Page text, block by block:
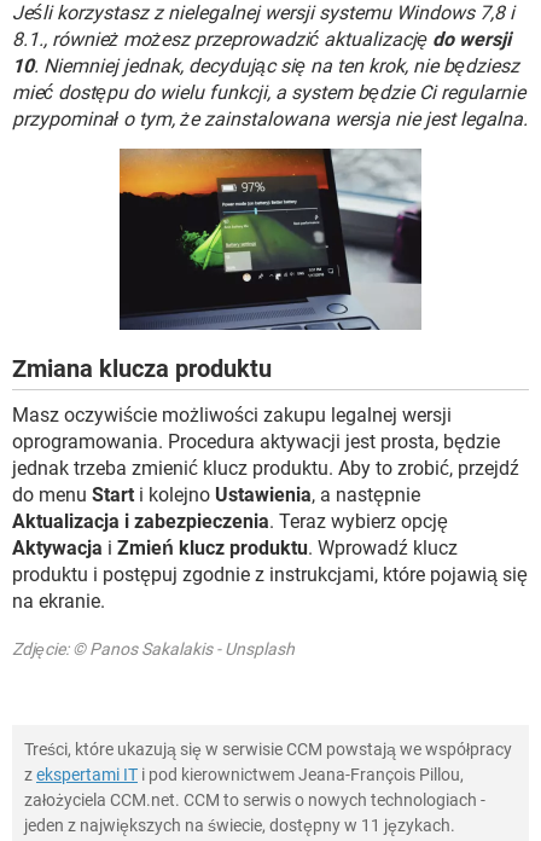
WINDOWS 10
SPOTIFY NETFLIX
INSTAGRAM FACEBOOK
WINDOWS 10
GRY WHATSAPP
SPOTIFY NETFLIX
INSTAGRAM FACEBOOK
Jeśli korzystasz z nielegalnej wersji systemu Windows 7,8 i
8.1., również możesz przeprowadzić aktualizację do wersji
10. Niemniej jednak, decydując się na ten krok, nie będziesz
mieć dostępu do wielu funkcji, a system będzie Ci regularnie
przypominał o tym, że zainstalowana wersja nie jest legalna.
Zmiana klucza produktu
Masz oczywiście możliwości zakupu legalnej wersji
oprogramowania. Procedura aktywacji jest prosta, będzie
jednak trzeba zmienić klucz produktu. Aby to zrobić, przejdź
do menu Start i kolejno Ustawienia, a następnie
Aktualizacja i zabezpieczenia. Teraz wybierz opcję
Aktywacja i Zmień klucz produktu. Wprowadź klucz
produktu i postępuj zgodnie z instrukcjami, które pojawią się
na ekranie.
Zdjęcie: © Panos Sakalakis - Unsplash
Treści, które ukazują się w serwisie CCM powstają we współpracy
zekspertami IT i pod kierownictwem Jeana-François Pillou,
założyciela CCM.net. CCM to serwis o nowych technologiach -
jeden z największych na świecie, dostępny w 11 językach.